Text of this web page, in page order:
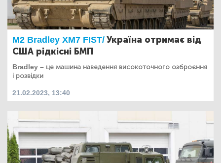
M2 Bradley XM7 FIST/Україна отримає від
США рідкісні БМП
Bradley – це машина наведення високоточного озброєння
і розвідки
21.02.2023, 13:40